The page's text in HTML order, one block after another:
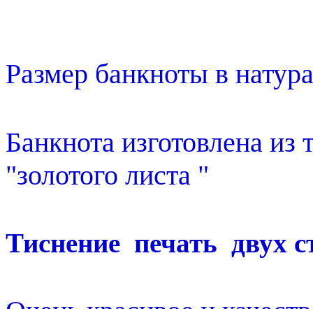
Размер банкноты в
Банкнота изготовлена из
"золотого листа "
Тиснение печать двух